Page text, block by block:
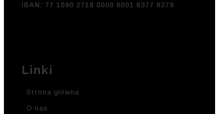
IBAN: 77 1090 2718 0000 0001 6377 8279
Linki
Strona główna
O nas